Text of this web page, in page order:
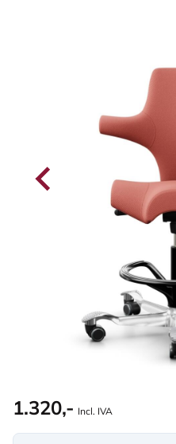
1.320,- Incl. IVA